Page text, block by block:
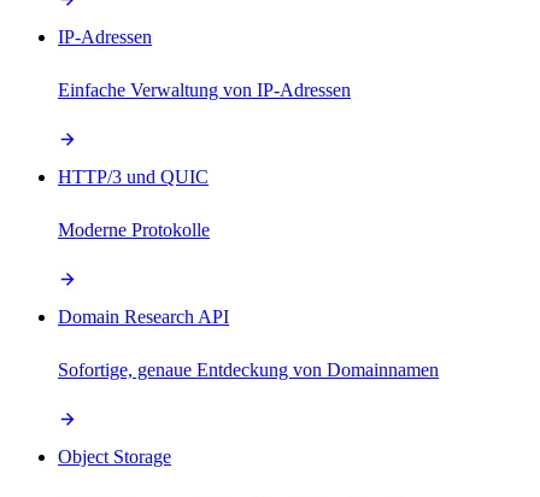
IP-Adressen
Einfache Verwaltung von IP-Adressen
HTTP/3 und QUIC
Moderne Protokolle
Domain Research API
Sofortige, genaue Entdeckung von Domainnamen
Object Storage